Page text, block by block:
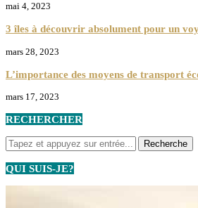
mai 4, 2023
3 îles à découvrir absolument pour un
mars 28, 2023
L’importance des moyens de transport
mars 17, 2023
RECHERCHER
QUI SUIS-JE?